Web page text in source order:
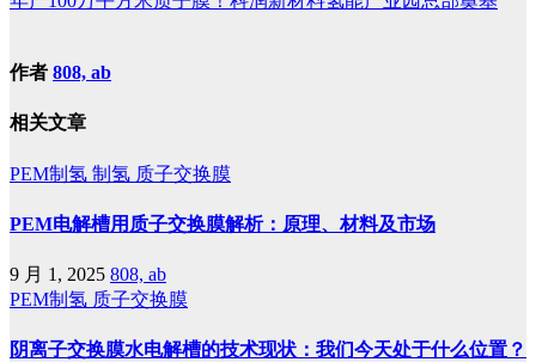
作者 808, ab
相关文章
PEM制氢 制氢 质子交换膜
PEM电解槽用质子交换膜解析：原理、材料及市场
9 月 1, 2025 808, ab
PEM制氢 质子交换膜
阴离子交换膜水电解槽的技术现状：我们今天处于什么位置？